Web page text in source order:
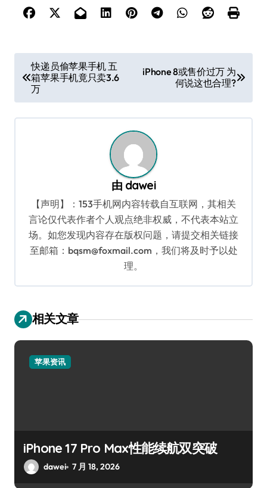
章
导
航
快递员偷苹果手机 五
箱苹果手机竟只卖3.6
万
iPhone 8或售价过万 为
何说这也合理?
由 dawei
【声明】：153手机网内容转载自互联网，其相关
言论仅代表作者个人观点绝非权威，不代表本站立
场。如您发现内容存在版权问题，请提交相关链接
至邮箱：bqsm@foxmail.com，我们将及时予以处
理。
相关文章
苹果资讯
iPhone 17 Pro Max性能续航双突破
dawei 7 月 18, 2026